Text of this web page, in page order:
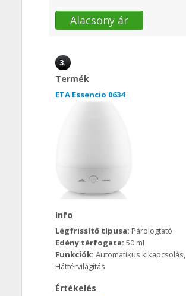
Alacsony ár
3.
Termék
ETA Essencio 0634
Info
Légfrissítő típusa: Párologtató
Edény térfogata: 50 ml
Funkciók: Automatikus kikapcsolás,
Háttérvilágítás
Értékelés